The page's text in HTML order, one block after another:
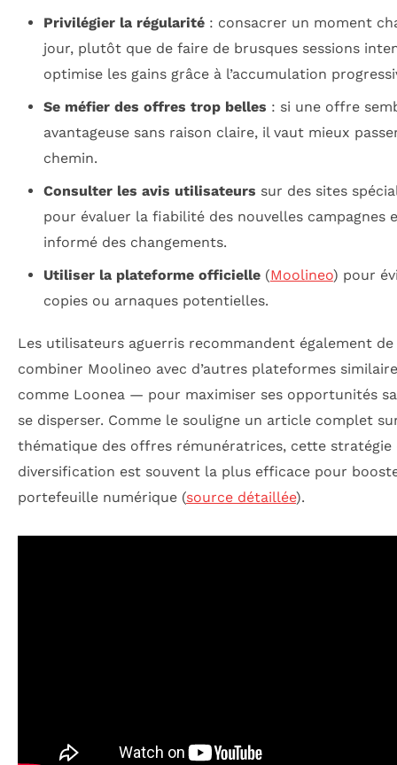
Privilégier la régularité: consacrer un moment
jour, plutôt que de faire de brusques sessions
optimise les gains grâce à l’accumulation
Se méfier des offres trop belles : si une offre
avantageuse sans raison claire, il vaut mieux
chemin.
Consulter les avis utilisateurs sur des sites
pour évaluer la fiabilité des nouvelles campagnes
informé des changements.
Utiliser la plateforme officielle(Moolineo) pour
copies ou arnaques potentielles.
Les utilisateurs aguerris recommandent également de
combiner Moolineo avec d’autres plateformes
comme Loonea — pour maximiser ses opportunités
se disperser. Comme le souligne un article complet
thématique des offres rémunératrices, cette stratégie
diversification est souvent la plus efficace pour
portefeuille numérique (source détaillée).